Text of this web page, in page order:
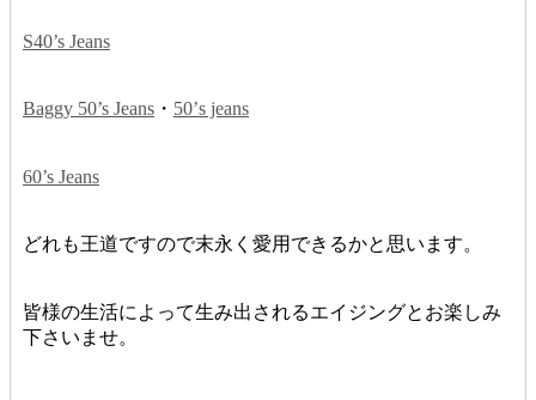
S40’s Jeans
Baggy 50’s Jeans ・ 50’s jeans
60’s Jeans
どれも王道ですので末永く愛用できるかと思います。
皆様の生活によって生み出されるエイジングとお楽しみ
下さいませ。